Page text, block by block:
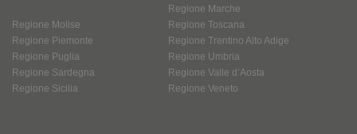
Regione Marche
Regione Molise
Regione Piemonte
Regione Puglia
Regione Sardegna
Regione Sicilia
Regione Toscana
Regione Trentino Alto Adige
Regione Umbria
Regione Valle d’Aosta
Regione Veneto